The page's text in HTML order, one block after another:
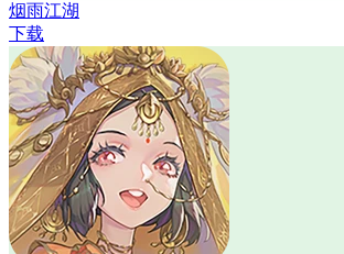
烟雨江湖
下载